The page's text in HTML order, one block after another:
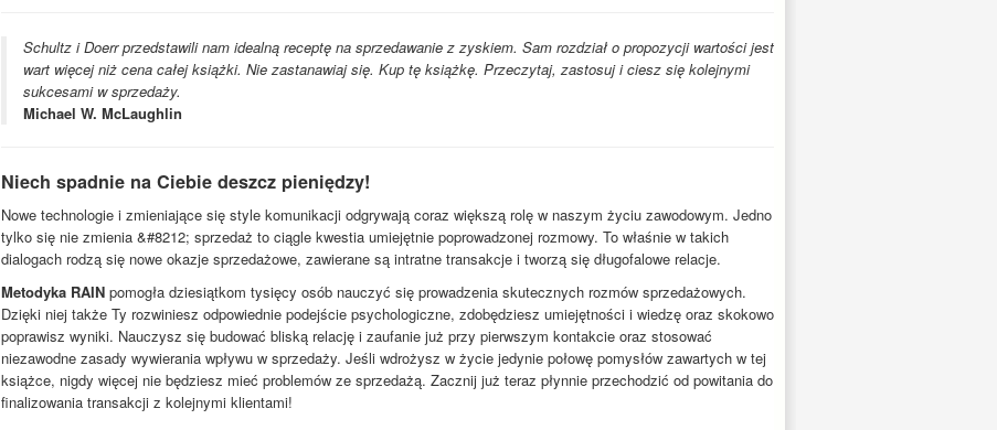
Schultz i Doerr przedstawili nam idealną receptę na sprzedawanie z zyskiem. Sam rozdział o propozycji wartości jest
wart więcej niż cena całej książki. Nie zastanawiaj się. Kup tę książkę. Przeczytaj, zastosuj i ciesz się kolejnymi
sukcesami w sprzedaży.
Michael W. McLaughlin
Niech spadnie na Ciebie deszcz pieniędzy!
Nowe technologie i zmieniające się style komunikacji odgrywają coraz większą rolę w naszym życiu zawodowym. Jedno
tylko się nie zmienia &#8212; sprzedaż to ciągle kwestia umiejętnie poprowadzonej rozmowy. To właśnie w takich
dialogach rodzą się nowe okazje sprzedażowe, zawierane są intratne transakcje i tworzą się długofalowe relacje.
Metodyka RAIN pomogła dziesiątkom tysięcy osób nauczyć się prowadzenia skutecznych rozmów sprzedażowych.
Dzięki niej także Ty rozwiniesz odpowiednie podejście psychologiczne, zdobędziesz umiejętności i wiedzę oraz skokowo
poprawisz wyniki. Nauczysz się budować bliską relację i zaufanie już przy pierwszym kontakcie oraz stosować
niezawodne zasady wywierania wpływu w sprzedaży. Jeśli wdrożysz w życie jedynie połowę pomysłów zawartych w tej
książce, nigdy więcej nie będziesz mieć problemów ze sprzedażą. Zacznij już teraz płynnie przechodzić od powitania do
finalizowania transakcji z kolejnymi klientami!